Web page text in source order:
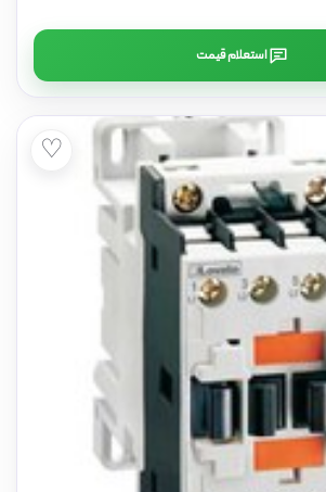
استعلام قیمت
♡